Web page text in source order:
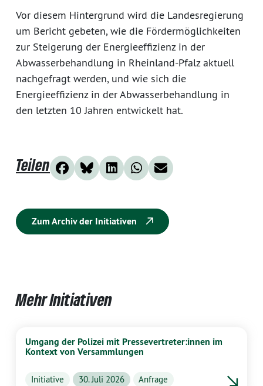
Vor diesem Hintergrund wird die Landesregierung
um Bericht gebeten, wie die Fördermöglichkeiten
zur Steigerung der Energieeffizienz in der
Abwasserbehandlung in Rheinland-Pfalz aktuell
nachgefragt werden, und wie sich die
Energieeffizienz in der Abwasserbehandlung in
den letzten 10 Jahren entwickelt hat.
Teilen
Zum Archiv der Initiativen
Mehr Initiativen
Umgang der Polizei mit Pressevertreter:innen im
Kontext von Versammlungen
Initiative 30. Juli 2026 Anfrage